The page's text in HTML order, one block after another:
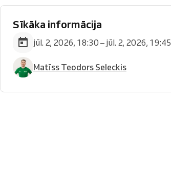
Sīkāka informācija
jūl. 2, 2026, 18:30 – jūl. 2, 2026, 19:45
Matīss Teodors Seleckis